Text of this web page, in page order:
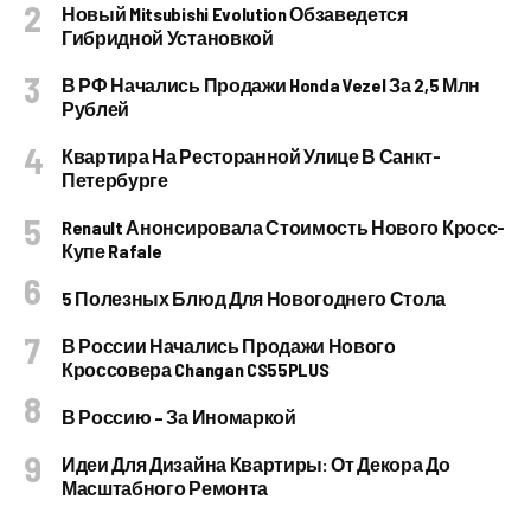
Новый Mitsubishi Evolution Обзаведется
Гибридной Установкой
В РФ Начались Продажи Honda Vezel За 2,5 Млн
Рублей
Квартира На Ресторанной Улице В Санкт-
Петербурге
Renault Анонсировала Стоимость Нового Кросс-
Купе Rafale
5 Полезных Блюд Для Новогоднего Стола
В России Начались Продажи Нового
Кроссовера Changan CS55PLUS
В Россию – За Иномаркой
Идеи Для Дизайна Квартиры: От Декора До
Масштабного Ремонта